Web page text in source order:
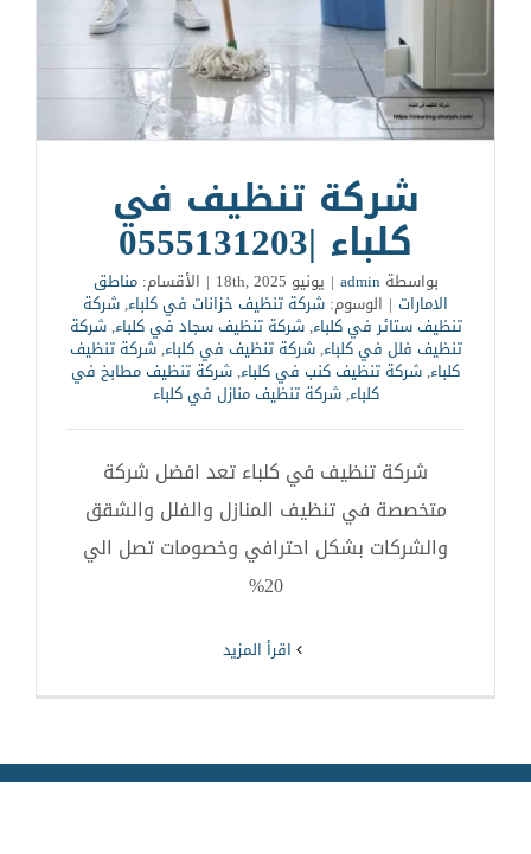
شركة تنظيف في
كلباء |0555131203
بواسطةadmin
| يونيو 18th, 2025 | الأقسام:مناطق
الامارات | الوسوم: شركة تنظيف خزانات في كلباء,شركة
تنظيف ستائر في كلباء,شركة تنظيف سجاد في كلباء,شركة
تنظيف فلل في كلباء,شركة تنظيف في كلباء,شركة تنظيف
كلباء,شركة تنظيف كنب في كلباء,شركة تنظيف مطابخ في
كلباء,شركة تنظيف منازل في كلباء
شركة تنظيف في كلباء تعد افضل شركة
متخصصة في تنظيف المنازل والفلل والشقق
والشركات بشكل احترافي وخصومات تصل الي
20%